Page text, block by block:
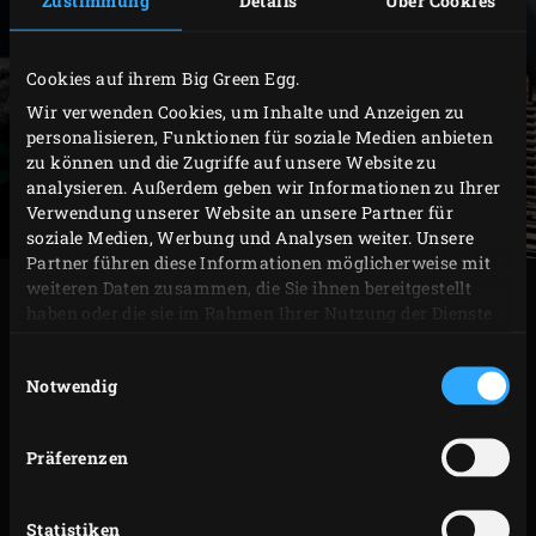
Cookies auf ihrem Big Green Egg.
Wir verwenden Cookies, um Inhalte und Anzeigen zu
personalisieren, Funktionen für soziale Medien anbieten
zu können und die Zugriffe auf unsere Website zu
analysieren. Außerdem geben wir Informationen zu Ihrer
Verwendung unserer Website an unsere Partner für
soziale Medien, Werbung und Analysen weiter. Unsere
Partner führen diese Informationen möglicherweise mit
weiteren Daten zusammen, die Sie ihnen bereitgestellt
haben oder die sie im Rahmen Ihrer Nutzung der Dienste
Notwendig
Präferenzen
Statistiken
ZUBEREITUNG
auf dem Rost erhitzen.
Das Fleisch hinzufügen, rundherum braun braten
durch das Fleisch rühren. So lange braten, bis die
Dann das Mehl mit der Fleischmischung verrühren